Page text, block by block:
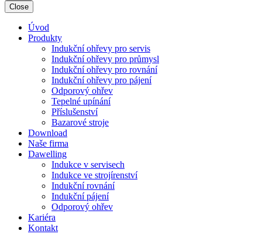
Close
Úvod
Produkty
Indukční ohřevy pro servis
Indukční ohřevy pro průmysl
Indukční ohřevy pro rovnání
Indukční ohřevy pro pájení
Odporový ohřev
Tepelné upínání
Příslušenství
Bazarové stroje
Download
Naše firma
Dawelling
Indukce v servisech
Indukce ve strojírenství
Indukční rovnání
Indukční pájení
Odporový ohřev
Kariéra
Kontakt